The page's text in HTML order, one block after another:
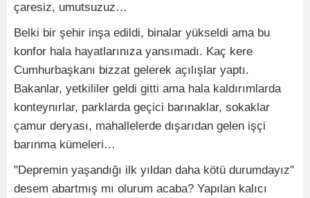
çaresiz, umutsuzuz…
Belki bir şehir inşa edildi, binalar yükseldi ama bu
konfor hala hayatlarınıza yansımadı. Kaç kere
Cumhurbaşkanı bizzat gelerek açılışlar yaptı.
Bakanlar, yetkililer geldi gitti ama hala kaldırımlarda
konteynırlar, parklarda geçici barınaklar, sokaklar
çamur deryası, mahallelerde dışarıdan gelen işçi
barınma kümeleri…
"Depremin yaşandığı ilk yıldan daha kötü durumdayız"
desem abartmış mı olurum acaba? Yapılan kalıcı